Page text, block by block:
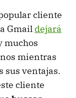
cliente
Gmail dejará
muchos
mientras
sus ventajas.
cliente